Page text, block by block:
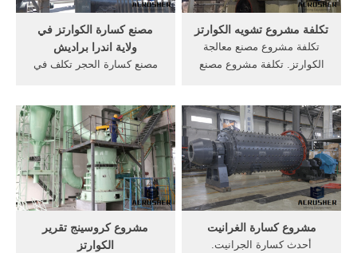
دردشة مباشرة; انخفاض سعر
شراء الحجر المحمولة محطة
مصنع كسارة الكوارتز في
ولاية اندرا براديش
مصنع كسارة الحجر تكلف في
الأسود مشروع مصنع كسارة
في ولاية اندرا براديش,, كسارة
مصر حجر كسارات, آلة
الدردشة مع .
تكلفة مشروع تشويه الكوارتز
تكلفة مشروع مصنع معالجة
الكوارتز. تكلفة مشروع مصنع
2020 متوسط سعر بيع لوح
الثلج الواحد بمبلغ حوالي 8.5
جنية للجملة والتجزئة وربما
يصل ...
مشروع كروسينج تقرير
الكوارتز
مشروع كسارة الغرانيت
أحدث كسارة الجرانيت.